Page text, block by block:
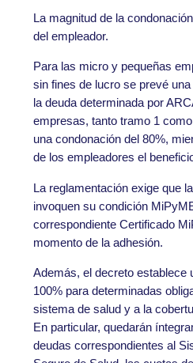
La magnitud de la
del empleador.
Para las micro y pequeñas
sin fines de lucro se prevé
la deuda determinada por
empresas, tanto tramo 1
una condonación del 80%,
de los empleadores el
La reglamentación exige que
invoquen su condición
correspondiente Certificado
momento de la adhesión.
Además, el decreto establece
100% para determinadas
sistema de salud y a la
En particular, quedarán
deudas correspondientes al